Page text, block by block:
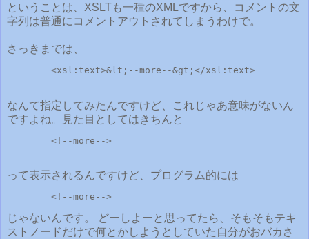
ということは、XSLTも一種のXMLですから、コメントの文
字列は普通にコメントアウトされてしまうわけで。
さっきまでは、
<xsl:text>&lt;--more--&gt;</xsl:text>
なんて指定してみたんですけど、これじゃあ意味がないん
ですよね。見た目としてはきちんと
<!--more-->
って表示されるんですけど、プログラム的には
<!--more-->
じゃないんです。 どーしよーと思ってたら、そもそもテキ
ストノードだけで何とかしようとしていた自分がおバカさ